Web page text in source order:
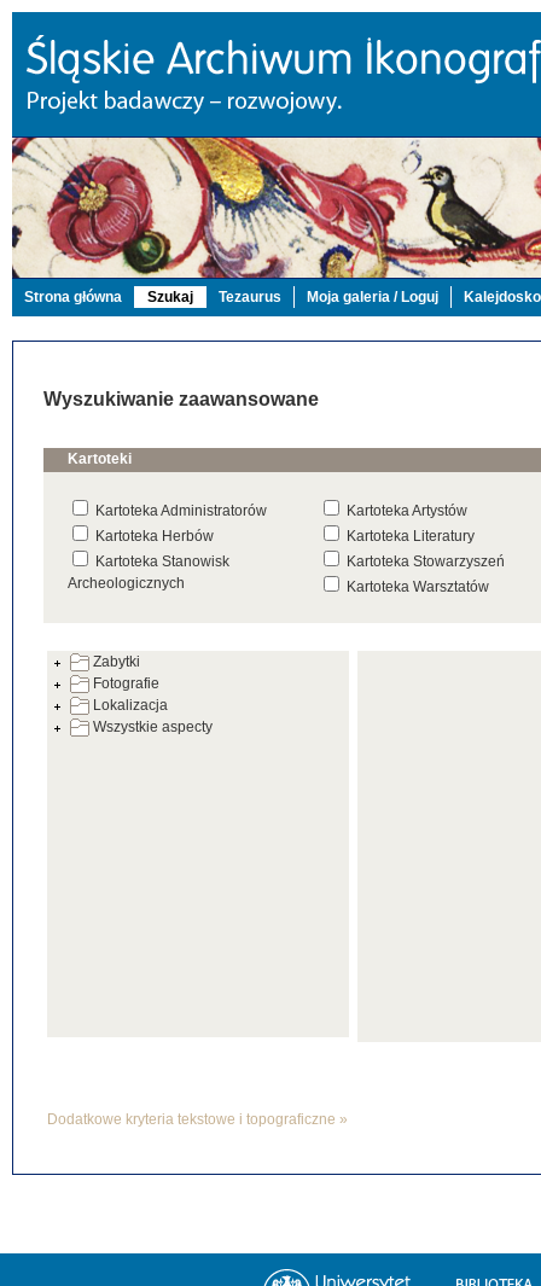
Strona główna Szukaj Tezaurus Moja galeria / Loguj
Wyszukiwanie zaawansowane
Kartoteki
Kartoteka Administratorów
Kartoteka Artystów
Kartoteka Herbów
Kartoteka Literatury
Kartoteka Stanowisk
Archeologicznych
Kartoteka Stowarzyszeń
Kartoteka Warsztatów
Zabytki
Fotografie
Lokalizacja
Wszystkie aspecty
Dodatkowe kryteria tekstowe i topograficzne »